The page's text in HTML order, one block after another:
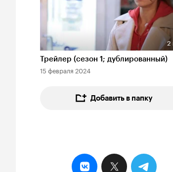
Длительность 2 мин
2
Трейлер (сезон 1; дублированный)
15 февраля 2024
Добавить в папку